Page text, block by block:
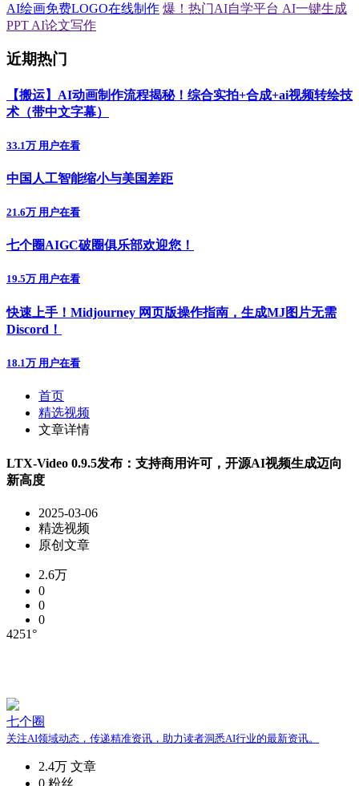
AI绘画免费LOGO在线制作 爆！热门AI自学平台 AI一键生成
PPT AI论文写作
近期热门
【搬运】AI动画制作流程揭秘！综合实拍+合成+ai视频转绘技
术（带中文字幕）
33.1万 用户在看
中国人工智能缩小与美国差距
21.6万 用户在看
七个圈AIGC破圈俱乐部欢迎您！
19.5万 用户在看
快速上手！Midjourney 网页版操作指南，生成MJ图片无需
Discord！
18.1万 用户在看
首页
精选视频
文章详情
LTX-Video 0.9.5发布：支持商用许可，开源AI视频生成迈向
新高度
2025-03-06
精选视频
原创文章
2.6万
0
0
0
4251°
七个圈
关注AI领域动态，传递精准资讯，助力读者洞悉AI行业的最新资讯。
2.4万 文章